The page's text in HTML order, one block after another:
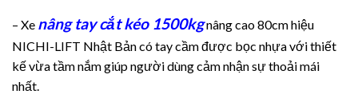
– Xe nâng tay cắt kéo 1500kgnâng cao 80cm hiệu
NICHI-LIFT Nhật Bản có tay cầm được bọc nhựa với thiết
kế vừa tầm nắm giúp người dùng cảm nhận sự thoải mái
nhất.